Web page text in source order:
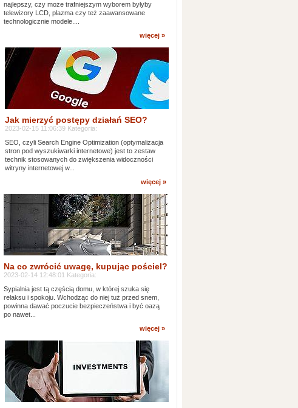
najlepszy, czy może trafniejszym wyborem byłyby
telewizory LCD, plazma czy też zaawansowane
technologicznie modele....
więcej »
Jak mierzyć postępy działań SEO?
2023-02-15 11:06:39 Kategoria:
SEO, czyli Search Engine Optimization (optymalizacja
stron pod wyszukiwarki internetowe) jest to zestaw
technik stosowanych do zwiększenia widoczności
witryny internetowej w...
więcej »
Na co zwrócić uwagę, kupując pościel?
2023-02-14 12:48:01 Kategoria:
Sypialnia jest tą częścią domu, w której szuka się
relaksu i spokoju. Wchodząc do niej tuż przed snem,
powinna dawać poczucie bezpieczeństwa i być oazą
po nawet...
więcej »